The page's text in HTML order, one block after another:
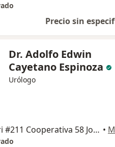
Precio sin
Dr. Adolfo Edwin
Cayetano Espinoza
Urólogo
Malecon Misuri #211 Cooperativa 58 Jose L. B y Rivero Frente a maestro Home Center Parque Lambramani, Arequipa •